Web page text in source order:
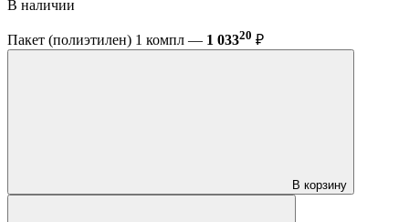
В наличии
Пакет (полиэтилен) 1 компл — 1 03320 ₽
В корзину